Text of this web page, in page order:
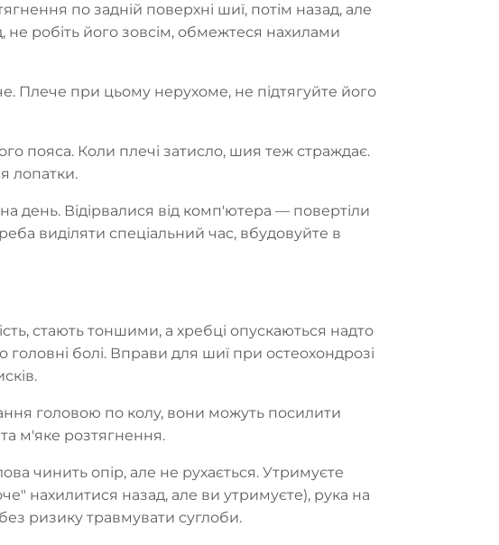
по задній поверхні шиї, потім назад, але
робіть його зовсім, обмежтеся нахилами
Плече при цьому нерухоме, не підтягуйте його
пояса. Коли плечі затисло, шия теж страждає.
лопатки.
день. Відірвалися від комп'ютера — повертіли
виділяти спеціальний час, вбудовуйте в
стають тоншими, а хребці опускаються надто
головні болі. Вправи для шиї при остеохондрозі
головою по колу, вони можуть посилити
м'яке розтягнення.
чинить опір, але не рухається. Утримуєте
нахилитися назад, але ви утримуєте), рука на
ризику травмувати суглоби.